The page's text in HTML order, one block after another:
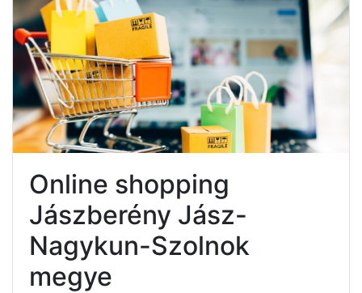
Online shopping
Jászberény Jász-
Nagykun-Szolnok
megye